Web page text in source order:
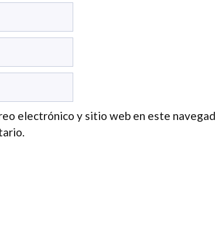
electrónico y sitio web en este